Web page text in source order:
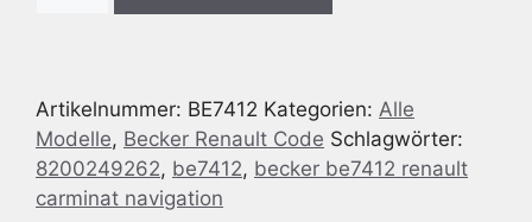
BE7412
RENAULT
CARMINAT
NAVIGATION
Artikelnummer: BE7412 Kategorien: Alle
Modelle, Becker Renault Code Schlagwörter:
8200249262, be7412, becker be7412 renault
carminat navigation